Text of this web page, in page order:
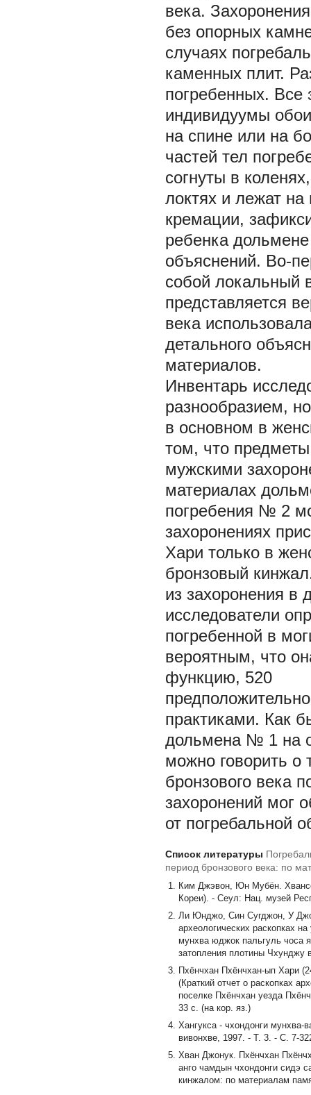
века.
без опорных
случаях
каменных плит.
погребенных. Все
индивидуумы
на спине или на
частей тел
согнуты в
локтях и лежат
кремации,
ребенка
объяснений. Во-
собой локальный
представляется
века
детального
материалов.
Инвентарь
разнообразием,
в основном в
том, что
мужскими
материалах
погребения № 2
захоронениях
Хари только в
бронзовый
из захоронения в
исследователи
погребенной в
вероятным, что
функцию, 520
практиками. Как
дольмена № 1 на
можно говорить о
бронзового века
захоронений мог
от погребальной
Список литературы
период бронзового века: по
Ким Джэвон, Юн Мубён.
Кореи). - Сеул: Нац. музей
Ли Юнджо, Син Сугджон, У
археологических раскопках
мунхва юджок пальгуль чоса
затопления плотины Чхунджу
Пхёнчхан Пхёнчхан-ып Хари
(Краткий отчет о раскопках
поселке Пхёнчхан уезда
33 с. (на кор. яз.)
Хангукса - чхондонги мунхва-
вивонхве, 1997. - Т. 3. - С. 7-
Хван Джонук. Пхёнчхан
анго чамдын чхондонги сидэ
кинжалом: по материалам